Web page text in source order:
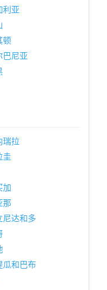
利亚
顿
巴尼亚
瑞拉
圭
加
那
尼达和多
瓜和巴布